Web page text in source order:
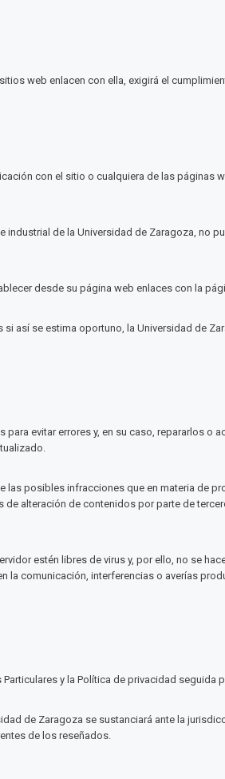
web enlacen con ella, exigirá el
con el sitio o cualquiera de las
de la Universidad de Zaragoza, no
desde su página web enlaces con la
así se estima oportuno, la Universidad de
evitar errores y, en su caso, repararlos o
las posibles infracciones que en materia de
alteración de contenidos por parte de
estén libres de virus y, por ello, no se
la comunicación, interferencias o averías
y la Política de privacidad
de Zaragoza se sustanciará ante la
de los reseñados.